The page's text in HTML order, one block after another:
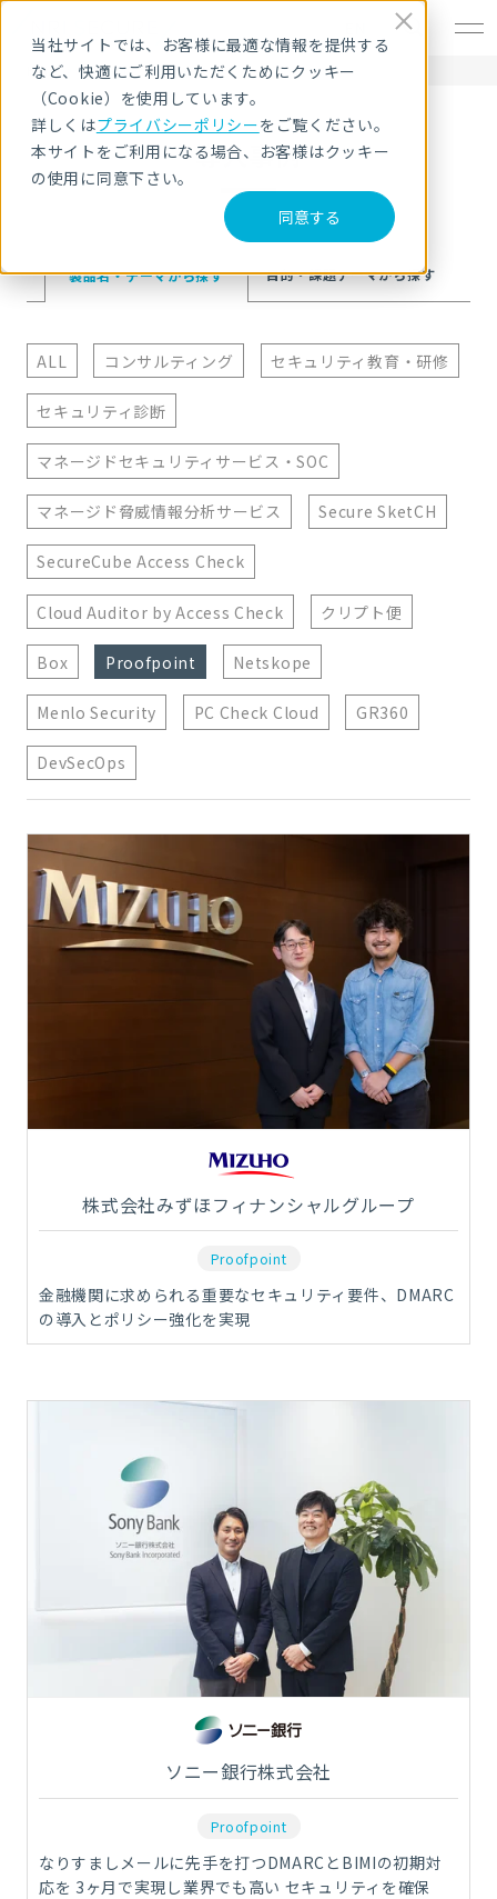
当社サイトでは、お客様に最適な情報を提供する
など、快適にご利用いただくためにクッキー
（Cookie）を使用しています。
詳しくはプライバシーポリシーをご覧ください。
本サイトをご利用になる場合、お客様はクッキー
の使用に同意下さい。
同意する
HOME 導入事例 Proofpoint
導入事例
製品名・テーマから探す 目的・課題テーマから探す
ALL コンサルティング セキュリティ教育・研修
セキュリティ診断
マネージドセキュリティサービス・SOC
マネージド脅威情報分析サービス Secure SketCH
SecureCube Access Check
Cloud Auditor by Access Check クリプト便
Box Proofpoint Netskope
Menlo Security PC Check Cloud GR360
DevSecOps
株式会社みずほフィナンシャルグループ
Proofpoint
金融機関に求められる重要なセキュリティ要件、DMARC
の導入とポリシー強化を実現
ソニー銀行株式会社
Proofpoint
なりすましメールに先手を打つDMARCとBIMIの初期対
応を 3ヶ月で実現し業界でも高い セキュリティを確保